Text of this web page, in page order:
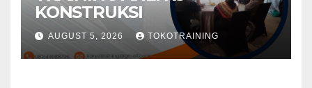
KONSTRUKSI
AUGUST 5, 2026 TOKOTRAINING